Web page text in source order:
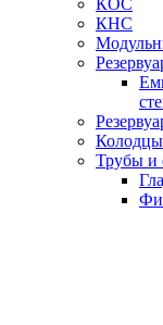
КОС
КНС
Колодцы
Трубы и